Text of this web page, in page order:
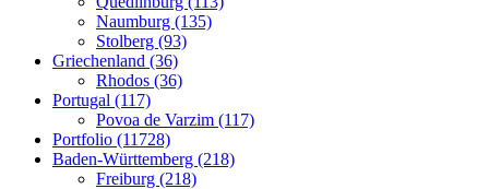
Naumburg (135)
Stolberg (93)
Griechenland (36)
Rhodos (36)
Portugal (117)
Povoa de Varzim (117)
Portfolio (11728)
Baden-Württemberg (218)
Freiburg (218)